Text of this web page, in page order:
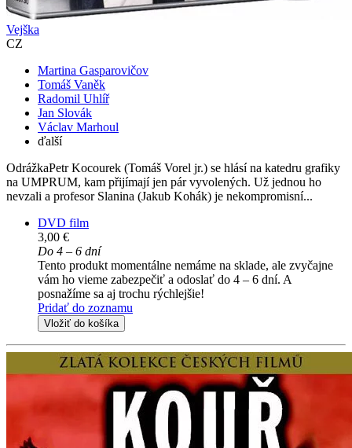
Vejška
CZ
Martina Gasparovičov
Tomáš Vaněk
Radomil Uhlíř
Jan Slovák
Václav Marhoul
ďalší
OdrážkaPetr Kocourek (Tomáš Vorel jr.) se hlásí na katedru grafiky
na UMPRUM, kam přijímají jen pár vyvolených. Už jednou ho
nevzali a profesor Slanina (Jakub Kohák) je nekompromisní...
DVD film
3,00 €
Do 4 – 6 dní
Tento produkt momentálne nemáme na sklade, ale zvyčajne
vám ho vieme zabezpečiť a odoslať do 4 – 6 dní. A
posnažíme sa aj trochu rýchlejšie!
Pridať do zoznamu
Vložiť do košíka